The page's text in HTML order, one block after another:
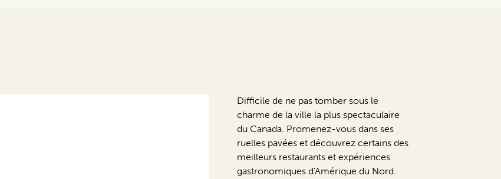
Difficile de ne pas tomber sous le
charme de la ville la plus spectaculaire
du Canada. Promenez-vous dans ses
ruelles pavées et découvrez certains des
meilleurs restaurants et expériences
gastronomiques d'Amérique du Nord.